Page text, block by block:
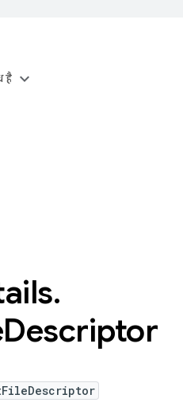
है
.
Descriptor